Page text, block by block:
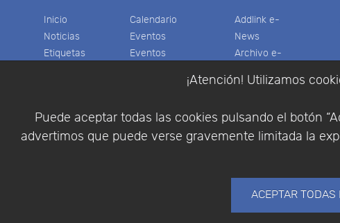
¡Atención! Utilizamos
Puede aceptar todas las cookies pulsando el botón
advertimos que puede verse gravemente limitada la
ACEPTAR TODAS
Inicio
Noticias
Etiquetas
Cesta
Calendario
Eventos
Eventos
Colaboradores
Descargas
Videos
Addlink e-
News
Archivo e-
Software
Multifisica.com
Síganos